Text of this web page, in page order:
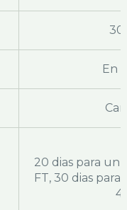
En
20 dias para
FT, 30 dias